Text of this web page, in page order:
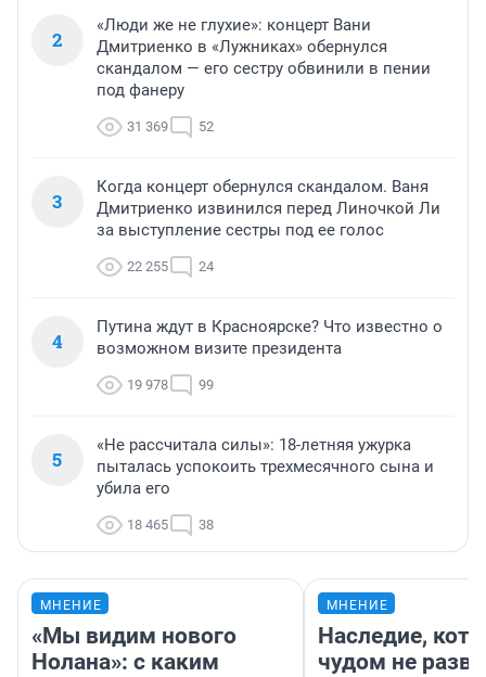
2
«Люди же не глухие»: концерт Вани
Дмитриенко в «Лужниках» обернулся
скандалом — его сестру обвинили в пении
под фанеру
31 369 52
3
Когда концерт обернулся скандалом. Ваня
Дмитриенко извинился перед Линочкой Ли
за выступление сестры под ее голос
22 255 24
4
Путина ждут в Красноярске? Что известно о
возможном визите президента
19 978 99
5
«Не рассчитала силы»: 18-летняя ужурка
пыталась успокоить трехмесячного сына и
убила его
18 465 38
МНЕНИЕ
«Мы видим нового
Нолана»: с каким
МНЕНИЕ
Наследие,
чудом не